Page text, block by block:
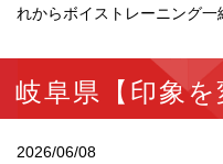
れからボイストレーニング
岐阜県【印象を
2026/06/08